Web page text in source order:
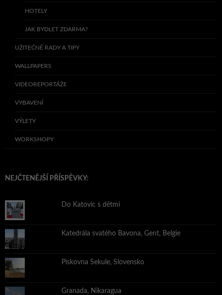
HOTELY
JAK BYDLET ZDARMA?
UŽITEČNÉ RADY A TIPY
WALLPAPERS
VIDEOREPORTÁŽE
VYBAVENÍ
VÝLETY
WORKSHOPY
NEJČTENĚJŠÍ PŘÍSPĚVKY:
Do Katovic s dětmi
Katedrála svatého Bavona, Gent, Belgie
Pískovna Sekule, Slovensko
Granada, Nikaragua